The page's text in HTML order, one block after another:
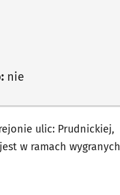
nie
ulic: Prudnickiej,
w ramach wygranych